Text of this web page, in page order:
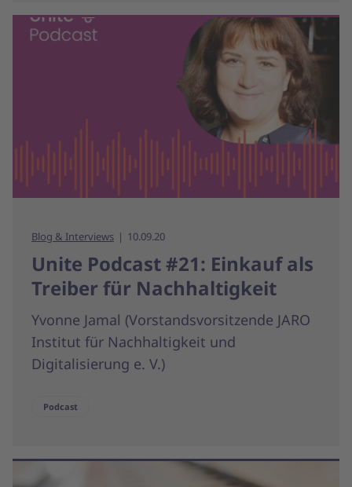
Blog & Interviews 10.09.20
Unite Podcast #21: Einkauf als
Treiber für Nachhaltigkeit
Yvonne Jamal (Vorstandsvorsitzende JARO
Institut für Nachhaltigkeit und
Digitalisierung e. V.)
Podcast